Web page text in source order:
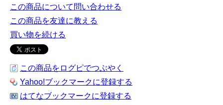
この商品について問い合わせる
この商品を友達に教える
買い物を続ける
この商品をログピでつぶやく
Yahoo!ブックマークに登録する
はてなブックマークに登録する